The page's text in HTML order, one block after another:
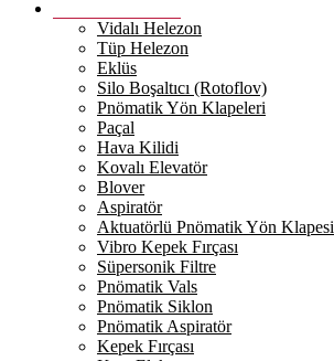
Vidalı Helezon
Tüp Helezon
Eklüs
Silo Boşaltıcı (Rotoflov)
Pnömatik Yön Klapeleri
Paçal
Hava Kilidi
Kovalı Elevatör
Blover
Aspiratör
Aktuatörlü Pnömatik Yön Klapesi
Vibro Kepek Fırçası
Süpersonik Filtre
Pnömatik Vals
Pnömatik Siklon
Pnömatik Aspiratör
Kepek Fırçası